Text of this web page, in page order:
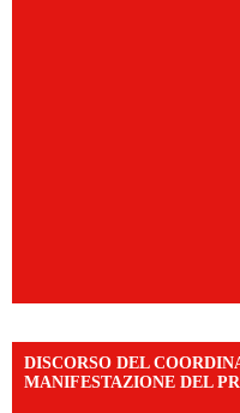
DISCORSO DEL
MANIFESTAZIONE DEL